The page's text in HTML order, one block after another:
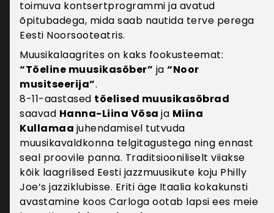
toimuva kontsertprogrammi ja avatud
õpitubadega, mida saab nautida terve perega
Eesti Noorsooteatris.
Muusikalaagrites on kaks fookusteemat:
“Tõeline muusikasõber” ja “Noor
musitseerija”.
8-11-aastased tõelised muusikasõbrad
saavad Hanna-Liina Võsa ja Miina
Kullamaa juhendamisel tutvuda
muusikavaldkonna telgitagustega ning ennast
seal proovile panna. Traditsiooniliselt viiakse
kõik laagrilised Eesti jazzmuusikute koju Philly
Joe’s jazziklubisse. Eriti äge Itaalia kokakunsti
avastamine koos Carloga ootab lapsi ees meie
edastatakse volitatud töötleja Maksekeskus AS-le.
Isikuandmed edastatakse veebipoe klienditoele
ostude ja ostuajaloo haldamiseks ja
kliendiprobleemide lahendamiseks. Nimi,
telefoninumber ja e-posti aadress edastatakse
kliendi poolt valitud transporditeenuse pakkujale.
Kui tegemist on kulleriga kohale toimetatava
kaubaga, siis edastatakse lisaks kontaktandmetele
ka kliendi aadress. Isikuandmeid võidakse edastada
infotehnoloogia teenuste pakkujatele, kui see on
vajalik veebipoe funktsionaalsuse või
andmemajutuse tagamiseks. Kui klient on
avaldanud soovi saada sihitud pakkumisi
erinevates internetikeskkondades (nt.